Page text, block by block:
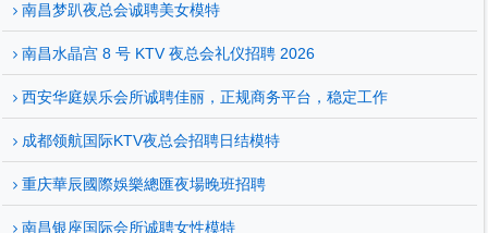
南昌梦趴夜总会诚聘美女模特
南昌水晶宫 8 号 KTV 夜总会礼仪招聘 2026
西安华庭娱乐会所诚聘佳丽，正规商务平台，稳定工作
成都领航国际KTV夜总会招聘日结模特
重庆華辰國際娛樂總匯夜場晚班招聘
南昌银座国际会所诚聘女性模特